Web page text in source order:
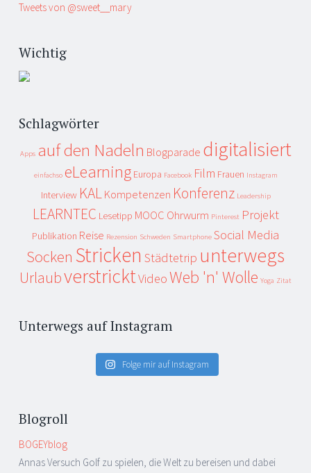
Tweets von @sweet__mary
Wichtig
Schlagwörter
Apps auf den Nadeln Blogparade digitalisiert
einfachso eLearning Europa Facebook Film Frauen Instagram
Interview KAL Kompetenzen Konferenz Leadership
LEARNTEC Lesetipp MOOC Ohrwurm Pinterest Projekt
Publikation Reise Rezension Schweden Smartphone Social Media
Socken Stricken Städtetrip unterwegs
UrlaubverstricktVideoWeb 'n' Wolle Yoga Zitat
Unterwegs auf Instagram
Folge mir auf Instagram
Blogroll
BOGEYblog
Annas Versuch Golf zu spielen, die Welt zu bereisen und dabei